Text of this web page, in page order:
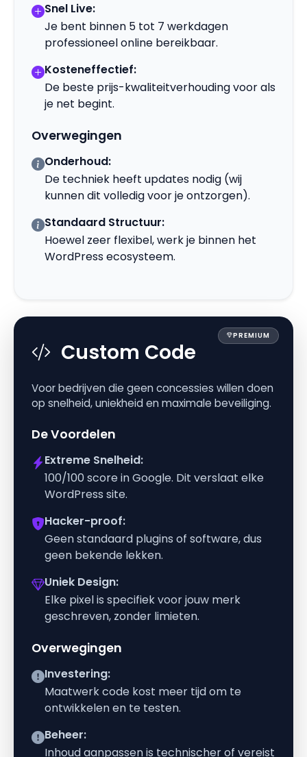
Snel Live:
Je bent binnen 5 tot 7 werkdagen
professioneel online bereikbaar.
Kosteneffectief:
De beste prijs-kwaliteitverhouding voor als
je net begint.
Overwegingen
Onderhoud:
De techniek heeft updates nodig (wij
kunnen dit volledig voor je ontzorgen).
Standaard Structuur:
Hoewel zeer flexibel, werk je binnen het
WordPress ecosysteem.
PREMIUM
Custom Code
Voor bedrijven die geen concessies willen doen
op snelheid, uniekheid en maximale beveiliging.
De Voordelen
Extreme Snelheid:
100/100 score in Google. Dit verslaat elke
WordPress site.
Hacker-proof:
Geen standaard plugins of software, dus
geen bekende lekken.
Uniek Design:
Elke pixel is specifiek voor jouw merk
geschreven, zonder limieten.
Overwegingen
Investering:
Maatwerk code kost meer tijd om te
ontwikkelen en te testen.
Beheer:
Inhoud aanpassen is technischer of vereist